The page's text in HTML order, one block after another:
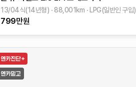
13/04식(14년형) 88,001 km LPG(일반인 구입)
799만원